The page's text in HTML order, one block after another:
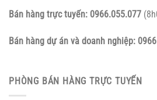
Bán hàng trực tuyến: 0966.055.077
Bán hàng dự án và doanh nghiệp:
PHÒNG BÁN HÀNG TRỰC TUYẾN